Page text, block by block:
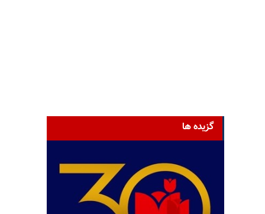
گزیده ها